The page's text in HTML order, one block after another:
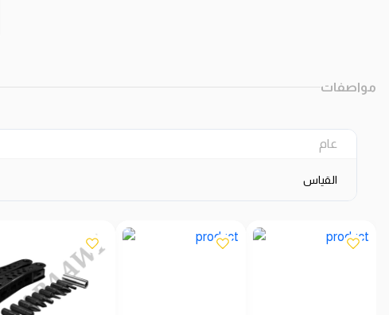
مواصفات
عام
القياس